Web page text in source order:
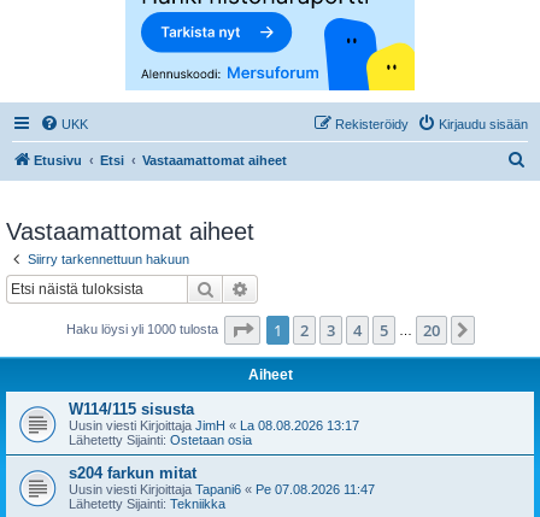
UKK Kirjaudu sisään
Rekisteröidy
Etusivu Etsi Vastaamattomat aiheet
Vastaamattomat aiheet
Siirry tarkennettuun hakuun
Etsi
Haku löysi yli 1000 tulosta Sivu /20
1 2 3 4 5 20
Aiheet
W114/115 sisusta
Uusin viesti Kirjoittaja JimH « La 08.08.2026 13:17
Lähetetty Sijainti: Ostetaan osia
s204 farkun mitat
Uusin viesti Kirjoittaja Tapani6 « Pe 07.08.2026 11:47
Lähetetty Sijainti: Tekniikka